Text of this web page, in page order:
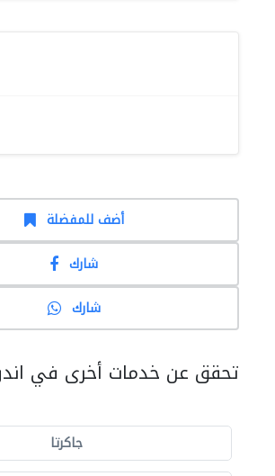
أضف للمفضلة
شارك
شارك
تحقق عن خدمات أخرى في
جاكرتا